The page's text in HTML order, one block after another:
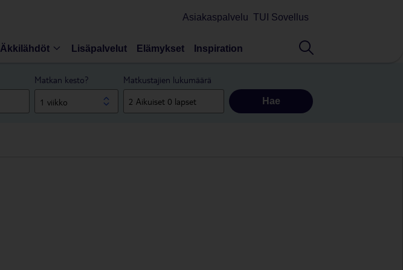
Asiakaspalvelu TUI Sovellus
Äkkilähdöt Lisäpalvelut Elämykset Inspiration
Matkan kesto?
1 viikko
Matkustajien lukumäärä
Hae